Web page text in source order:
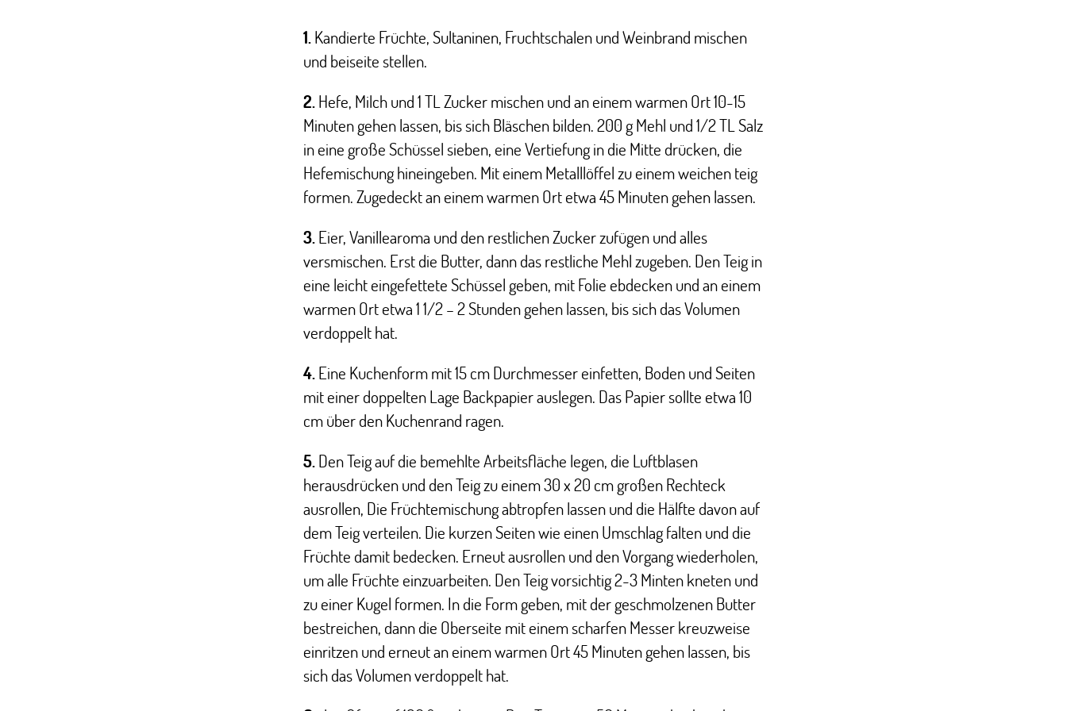
1.Kandierte Früchte, Sultaninen, Fruchtschalen und Weinbrand mischen
und beiseite stellen.
2.Hefe, Milch und 1 TL Zucker mischen und an einem warmen Ort 10-15
Minuten gehen lassen, bis sich Bläschen bilden. 200 g Mehl und 1/2 TL Salz
in eine große Schüssel sieben, eine Vertiefung in die Mitte drücken, die
Hefemischung hineingeben. Mit einem Metalllöffel zu einem weichen teig
formen. Zugedeckt an einem warmen Ort etwa 45 Minuten gehen lassen.
3.Eier, Vanillearoma und den restlichen Zucker zufügen und alles
versmischen. Erst die Butter, dann das restliche Mehl zugeben. Den Teig in
eine leicht eingefettete Schüssel geben, mit Folie ebdecken und an einem
warmen Ort etwa 1 1/2 – 2 Stunden gehen lassen, bis sich das Volumen
verdoppelt hat.
4.Eine Kuchenform mit 15 cm Durchmesser einfetten, Boden und Seiten
mit einer doppelten Lage Backpapier auslegen. Das Papier sollte etwa 10
cm über den Kuchenrand ragen.
5.Den Teig auf die bemehlte Arbeitsfläche legen, die Luftblasen
herausdrücken und den Teig zu einem 30 x 20 cm großen Rechteck
ausrollen, Die Früchtemischung abtropfen lassen und die Hälfte davon auf
dem Teig verteilen. Die kurzen Seiten wie einen Umschlag falten und die
Früchte damit bedecken. Erneut ausrollen und den Vorgang wiederholen,
um alle Früchte einzuarbeiten. Den Teig vorsichtig 2-3 Minten kneten und
zu einer Kugel formen. In die Form geben, mit der geschmolzenen Butter
bestreichen, dann die Oberseite mit einem scharfen Messer kreuzweise
einritzen und erneut an einem warmen Ort 45 Minuten gehen lassen, bis
sich das Volumen verdoppelt hat.